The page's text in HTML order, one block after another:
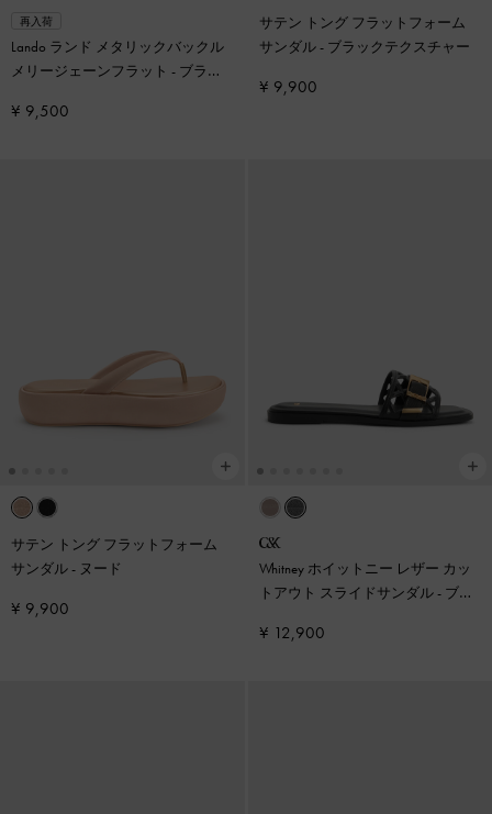
再入荷
Lando ランド メタリックバックル
メリージェーンフラット - ブラッ
¥ 9,500
サテン トング フラットフォーム
サンダル- ブラックテクスチャー
¥ 9,900
サテン トング フラットフォーム
サンダル- ヌード
¥ 9,900
Whitney ホイットニー レザー カッ
トアウト スライドサンダル- ブラ
¥ 12,900